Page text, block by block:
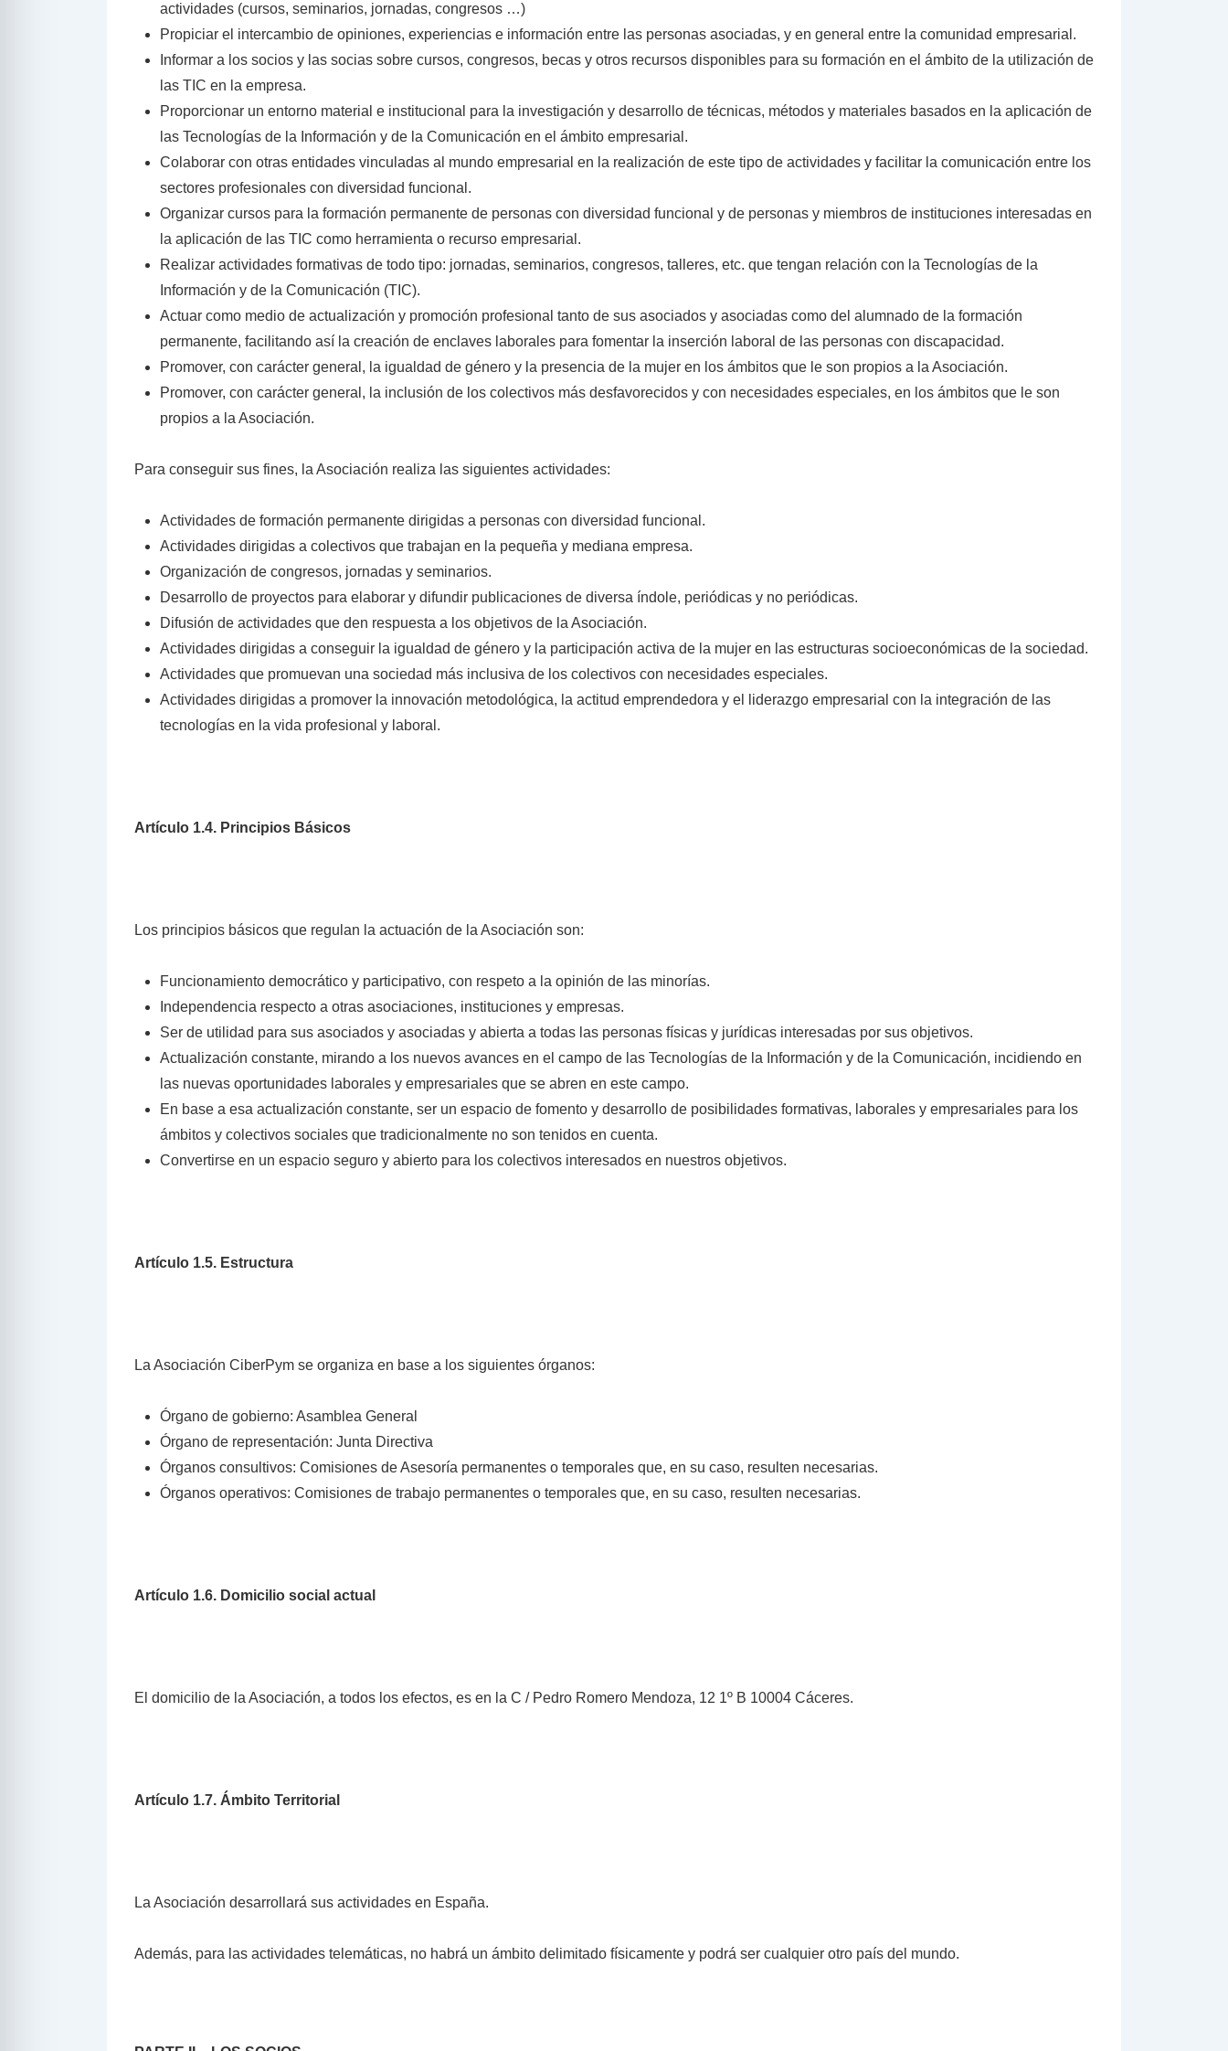
actividades (cursos, seminarios, jornadas, congresos …)
Propiciar el intercambio de opiniones, experiencias e información entre las personas asociadas, y en general entre la comunidad empresarial.
Informar a los socios y las socias sobre cursos, congresos, becas y otros recursos disponibles para su formación en el ámbito de la utilización de
las TIC en la empresa.
Proporcionar un entorno material e institucional para la investigación y desarrollo de técnicas, métodos y materiales basados en la aplicación de
las Tecnologías de la Información y de la Comunicación en el ámbito empresarial.
Colaborar con otras entidades vinculadas al mundo empresarial en la realización de este tipo de actividades y facilitar la comunicación entre los
sectores profesionales con diversidad funcional.
Organizar cursos para la formación permanente de personas con diversidad funcional y de personas y miembros de instituciones interesadas en
la aplicación de las TIC como herramienta o recurso empresarial.
Realizar actividades formativas de todo tipo: jornadas, seminarios, congresos, talleres, etc. que tengan relación con la Tecnologías de la
Información y de la Comunicación (TIC).
Actuar como medio de actualización y promoción profesional tanto de sus asociados y asociadas como del alumnado de la formación
permanente, facilitando así la creación de enclaves laborales para fomentar la inserción laboral de las personas con discapacidad.
Promover, con carácter general, la igualdad de género y la presencia de la mujer en los ámbitos que le son propios a la Asociación.
Promover, con carácter general, la inclusión de los colectivos más desfavorecidos y con necesidades especiales, en los ámbitos que le son
propios a la Asociación.
Para conseguir sus fines, la Asociación realiza las siguientes actividades:
Actividades de formación permanente dirigidas a personas con diversidad funcional.
Actividades dirigidas a colectivos que trabajan en la pequeña y mediana empresa.
Organización de congresos, jornadas y seminarios.
Desarrollo de proyectos para elaborar y difundir publicaciones de diversa índole, periódicas y no periódicas.
Difusión de actividades que den respuesta a los objetivos de la Asociación.
Actividades dirigidas a conseguir la igualdad de género y la participación activa de la mujer en las estructuras socioeconómicas de la sociedad.
Actividades que promuevan una sociedad más inclusiva de los colectivos con necesidades especiales.
Actividades dirigidas a promover la innovación metodológica, la actitud emprendedora y el liderazgo empresarial con la integración de las
tecnologías en la vida profesional y laboral.
Artículo 1.4. Principios Básicos
Los principios básicos que regulan la actuación de la Asociación son:
Funcionamiento democrático y participativo, con respeto a la opinión de las minorías.
Independencia respecto a otras asociaciones, instituciones y empresas.
Ser de utilidad para sus asociados y asociadas y abierta a todas las personas físicas y jurídicas interesadas por sus objetivos.
Actualización constante, mirando a los nuevos avances en el campo de las Tecnologías de la Información y de la Comunicación, incidiendo en
las nuevas oportunidades laborales y empresariales que se abren en este campo.
En base a esa actualización constante, ser un espacio de fomento y desarrollo de posibilidades formativas, laborales y empresariales para los
ámbitos y colectivos sociales que tradicionalmente no son tenidos en cuenta.
Convertirse en un espacio seguro y abierto para los colectivos interesados en nuestros objetivos.
Artículo 1.5. Estructura
La Asociación CiberPym se organiza en base a los siguientes órganos:
Órgano de gobierno: Asamblea General
Órgano de representación: Junta Directiva
Órganos consultivos: Comisiones de Asesoría permanentes o temporales que, en su caso, resulten necesarias.
Órganos operativos: Comisiones de trabajo permanentes o temporales que, en su caso, resulten necesarias.
Artículo 1.6. Domicilio social actual
El domicilio de la Asociación, a todos los efectos, es en la C / Pedro Romero Mendoza, 12 1º B 10004 Cáceres.
Artículo 1.7. Ámbito Territorial
La Asociación desarrollará sus actividades en España.
Además, para las actividades telemáticas, no habrá un ámbito delimitado físicamente y podrá ser cualquier otro país del mundo.